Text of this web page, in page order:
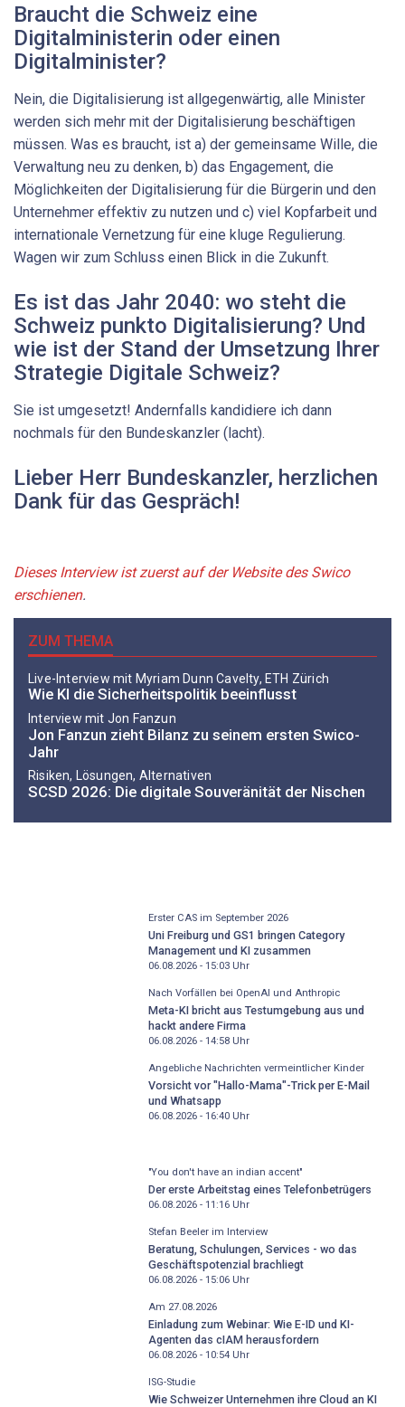
Braucht die Schweiz eine
Digitalministerin oder einen
Digitalminister?
Nein, die Digitalisierung ist allgegenwärtig, alle Minister
werden sich mehr mit der Digitalisierung beschäftigen
müssen. Was es braucht, ist a) der gemeinsame Wille, die
Verwaltung neu zu denken, b) das Engagement, die
Möglichkeiten der Digitalisierung für die Bürgerin und den
Unternehmer effektiv zu nutzen und c) viel Kopfarbeit und
internationale Vernetzung für eine kluge Regulierung.
Wagen wir zum Schluss einen Blick in die Zukunft.
Es ist das Jahr 2040: wo steht die
Schweiz punkto Digitalisierung? Und
wie ist der Stand der Umsetzung Ihrer
Strategie Digitale Schweiz?
Sie ist umgesetzt! Andernfalls kandidiere ich dann
nochmals für den Bundeskanzler (lacht).
Lieber Herr Bundeskanzler, herzlichen
Dank für das Gespräch!
Dieses Interview ist zuerst auf der Website des Swico
erschienen.
ZUM THEMA
Live-Interview mit Myriam Dunn Cavelty, ETH Zürich
Wie KI die Sicherheitspolitik beeinflusst
Interview mit Jon Fanzun
Jon Fanzun zieht Bilanz zu seinem ersten Swico-
Jahr
Risiken, Lösungen, Alternativen
SCSD 2026: Die digitale Souveränität der Nischen
Erster CAS im September 2026
Uni Freiburg und GS1 bringen Category
Management und KI zusammen
06.08.2026 - 15:03Uhr
Nach Vorfällen bei OpenAI und Anthropic
Meta-KI bricht aus Testumgebung aus und
hackt andere Firma
06.08.2026 - 14:58Uhr
Angebliche Nachrichten vermeintlicher Kinder
Vorsicht vor "Hallo-Mama"-Trick per E-Mail
und Whatsapp
06.08.2026 - 16:40Uhr
"You don't have an indian accent"
Der erste Arbeitstag eines Telefonbetrügers
06.08.2026 - 11:16Uhr
Stefan Beeler im Interview
Beratung, Schulungen, Services - wo das
Geschäftspotenzial brachliegt
06.08.2026 - 15:06Uhr
Am 27.08.2026
Einladung zum Webinar: Wie E-ID und KI-
Agenten das cIAM herausfordern
06.08.2026 - 10:54Uhr
ISG-Studie
Wie Schweizer Unternehmen ihre Cloud an KI